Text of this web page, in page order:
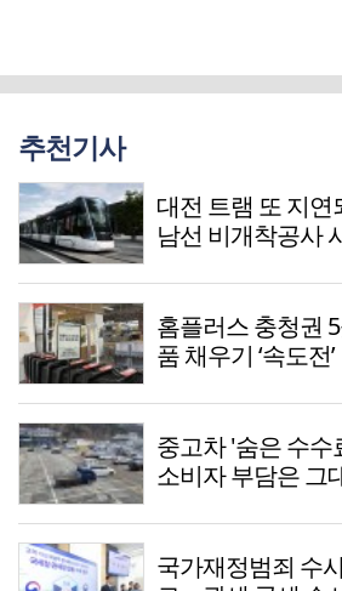
추천기사
대전 트램 또 지
남선 비개착공사
홈플러스 충청권
품 채우기 ‘속도전’
중고차 '숨은 수
소비자 부담은 그
국가재정범죄 수